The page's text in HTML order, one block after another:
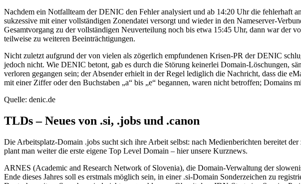
Nachdem ein Notfallteam der DENIC den Fehler analysiert und ab 14:20 Uhr die fehlerhaft
sukzessive mit einer vollständigen Zonendatei versorgt und wieder in den Nameserver-
Gesamtvorgang zu der vollständigen Neuverteilung noch bis etwa 15:45 Uhr, dann war der
teilweise zu weiteren Beeinträchtigungen.
Nicht zuletzt aufgrund der von vielen als zögerlich empfundenen Krisen-PR der DENIC
jedoch nicht. Wie DENIC betont, gab es durch die Störung keinerlei Domain-Löschungen,
verloren gegangen sein; der Absender erhielt in der Regel lediglich die Nachricht, dass die
mit einer Ziffer oder den Buchstaben „a“ bis „e“ begannen, waren nicht betroffen; Domains
Quelle: denic.de
TLDs – Neues von .si, .jobs und .canon
Die Arbeitsplatz-Domain .jobs sucht sich ihre Arbeit selbst: nach Medienberichten bereitet
plant man weiter die erste eigene Top Level Domain – hier unsere Kurznews.
ARNES (Academic and Research Network of Slovenia), die Domain-Verwaltung der
Ende dieses Jahres soll es erstmals möglich sein, in einer .si-Domain Sonderzeichen zu